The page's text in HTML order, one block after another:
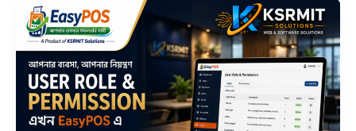
EasyPOS
User
Role
&
Permission
–
আপনার